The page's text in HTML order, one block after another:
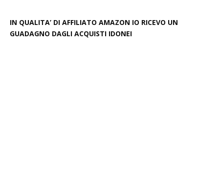
IN QUALITA’ DI AFFILIATO AMAZON IO RICEVO UN
GUADAGNO DAGLI ACQUISTI IDONEI